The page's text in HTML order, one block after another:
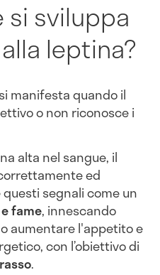
si sviluppa
leptina?
manifesta quando il
o non riconosce i
alta nel sangue, il
ed
segnali come un
fame, innescando
aumentare l'appetito e
con l’obiettivo di
.